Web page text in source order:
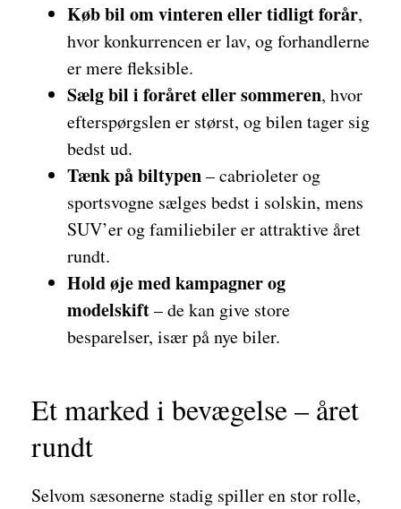
Køb bil om vinteren eller tidligt forår,
hvor konkurrencen er lav, og forhandlerne
er mere fleksible.
Sælg bil i foråret eller sommeren, hvor
efterspørgslen er størst, og bilen tager sig
bedst ud.
Tænk på biltypen– cabrioleter og
sportsvogne sælges bedst i solskin, mens
SUV’er og familiebiler er attraktive året
rundt.
Hold øje med kampagner og
modelskift– de kan give store
besparelser, især på nye biler.
Et marked i bevægelse – året
rundt
Selvom sæsonerne stadig spiller en stor rolle,